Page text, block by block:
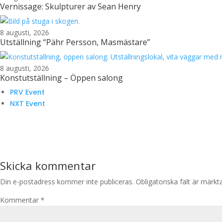
Vernissage: Skulpturer av Sean Henry
8 augusti, 2026
Utställning “Pähr Persson, Masmästare”
8 augusti, 2026
Konstutställning – Öppen salong
PRV Event
NXT Event
Skicka kommentar
Din e-postadress kommer inte publiceras. Obligatoriska fält är
Kommentar *